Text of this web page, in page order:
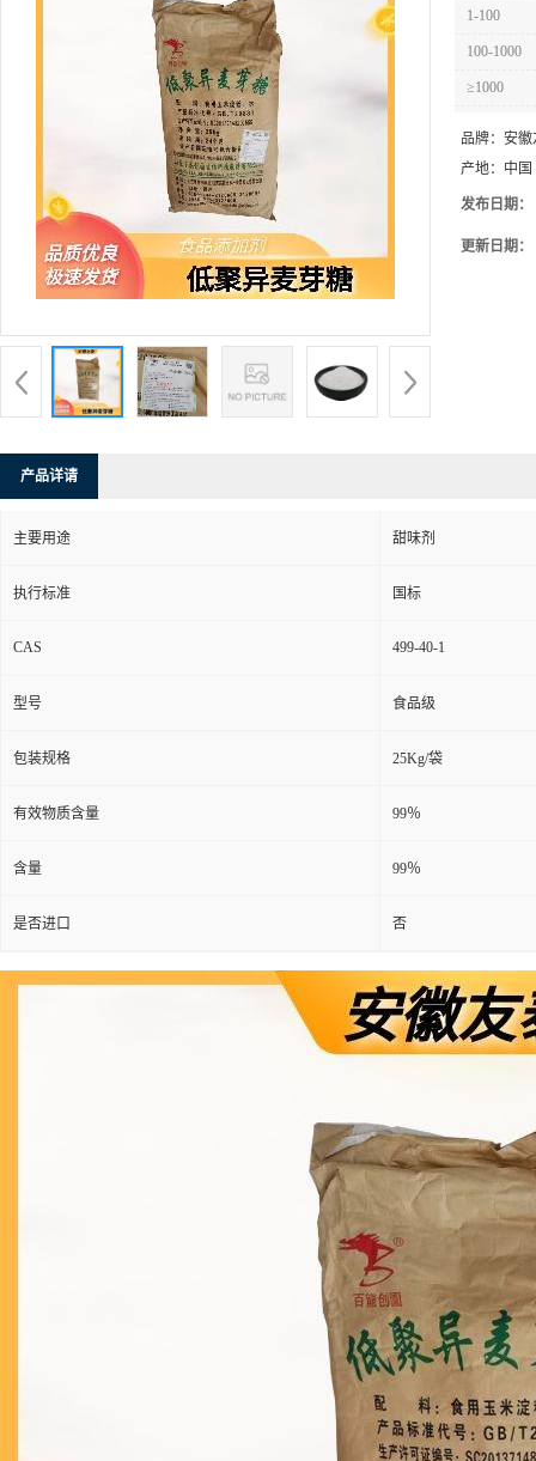
1-100
100-1000
≥1000
品牌： 安徽
产地： 中国
发布日期：
更新日期：
产品详请
主要用途 甜味剂
执行标准 国标
CAS 499-40-1
型号 食品级
包装规格 25Kg/袋
有效物质含量 99％
含量 99％
是否进口 否